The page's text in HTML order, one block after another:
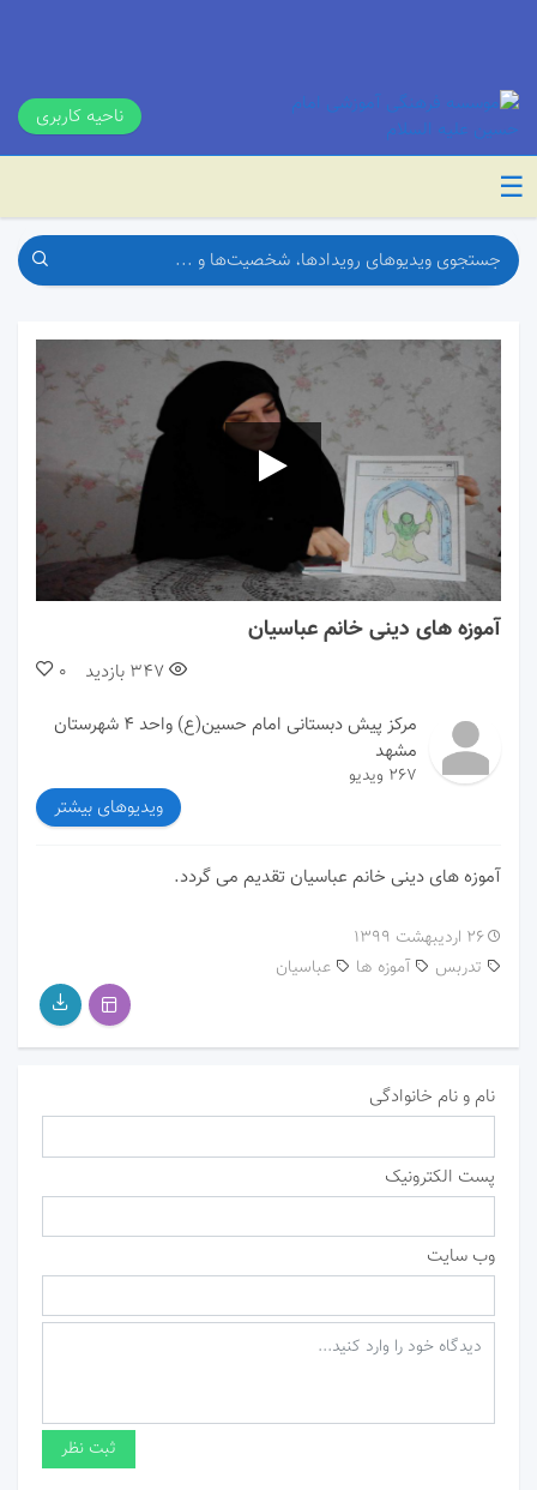
ناحیه کاربری
☰
00:00 00:00
آموزه های دینی خانم عباسیان
0 347 بازدید
مرکز پیش دبستانی امام حسین(ع) واحد ۴ شهرستان
مشهد
267 ویدیو
ویدیوهای بیشتر
آموزه های دینی خانم عباسیان تقدیم می گردد.
۲۶ اردیبهشت ۱۳۹۹
آموزه ها
تدربس عباسیان
نام و نام خانوادگی
پست الکترونیک
وب سایت